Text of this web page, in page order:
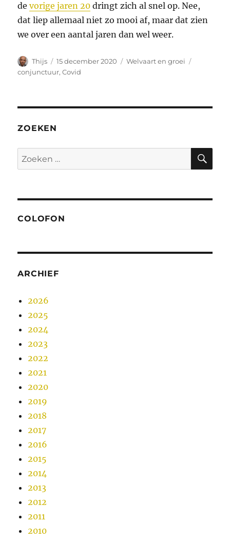
devorige jaren 20 dringt zich al snel op. Nee,
dat liep allemaal niet zo mooi af, maar dat zien
we over een aantal jaren dan wel weer.
Auteur
Thijs
Geplaatst
op
15 december 2020 Categorieën
Welvaart en groei
conjunctuur,Covid
ZOEKEN
Zoeken
naar:
COLOFON
ARCHIEF
2026
2025
2024
2023
2022
2021
2020
2019
2018
2017
2016
2015
2014
2013
2012
2011
2010